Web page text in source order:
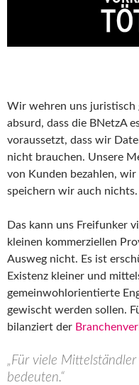
Wir wehren uns juristisch
absurd, dass die BNetzA
voraussetzt, dass wir
nicht brauchen. Unsere
von Kunden bezahlen,
speichern wir auch nichts.
Das kann uns Freifunker
kleinen kommerziellen
Ausweg nicht. Es ist
Existenz kleiner und
gemeinwohlorientierte
gewischt werden sollen.
bilanziert der
„Für viele
bedeuten.“